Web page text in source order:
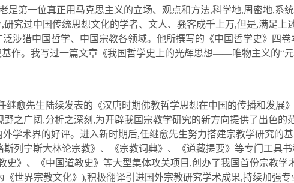
是第一位真正用马克思主义的立场、观点和方法,科学地,周密地,系
,研究过中国传统思想文化的学者、文人、骚客成千上万,但是,满足上
泛涉猎中国哲学、中国宗教各领域。他所撰写的《中国哲学史》四卷
作。我写过一篇文章《我国哲学史上的光辉思想——唯物主义的“元
继愈先生陆续发表的《汉唐时期佛教哲学思想在中国的传播和发展
野之广阔 ,分析之深刻 ,为开辟我国宗教学研究的新方向提供了出色的
外学术界的好评。进入新时期后,任继愈先生努力搭建宗教学研究的
斯列宁斯大林论宗教》、《宗教词典》、《道藏提要》等专门工具
史》、《中国道教史》等大型集体攻关项目 ,创办了我国首份宗教学
《世界宗教文化》 ),积极翻译引进国外宗教研究学术成果,持续加强专